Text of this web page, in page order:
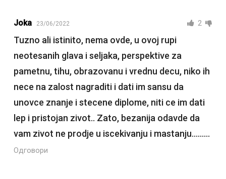
Joka 23/06/2022 2
Tuzno ali istinito, nema ovde, u ovoj rupi
neotesanih glava i seljaka, perspektive za
pametnu, tihu, obrazovanu i vrednu decu, niko ih
nece na zalost nagraditi i dati im sansu da
unovce znanje i stecene diplome, niti ce im dati
lep i pristojan zivot.. Zato, bezanija odavde da
vam zivot ne prodje u iscekivanju i mastanju………
Одговори